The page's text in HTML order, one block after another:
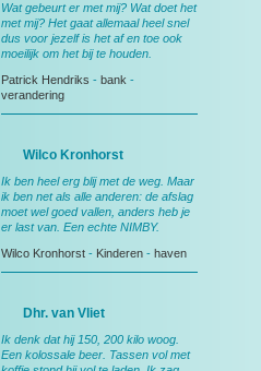
Wat gebeurt er met mij? Wat doet het
met mij? Het gaat allemaal heel snel
dus voor jezelf is het af en toe ook
moeilijk om het bij te houden.
Patrick Hendriks - bank -
verandering
Wilco Kronhorst
Ik ben heel erg blij met de weg. Maar
ik ben net als alle anderen: de afslag
moet wel goed vallen, anders heb je
er last van. Een echte NIMBY.
Wilco Kronhorst - Kinderen - haven
Dhr. van Vliet
Ik denk dat hij 150, 200 kilo woog.
Een kolossale beer. Tassen vol met